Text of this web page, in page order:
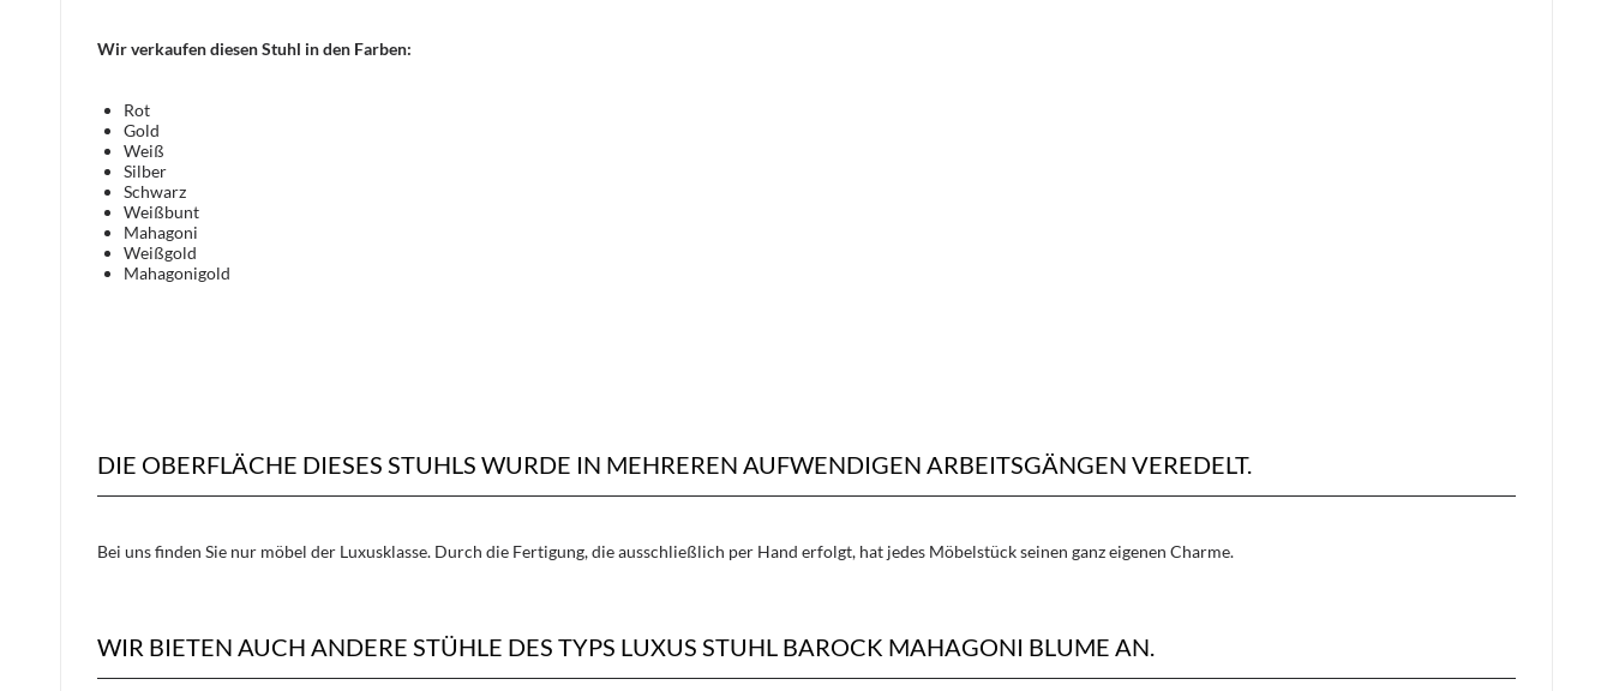
Wir verkaufen diesen Stuhl in den Farben:
Rot
Gold
Weiß
Silber
Schwarz
Weißbunt
Mahagoni
Weißgold
Mahagonigold
DIE OBERFLÄCHE DIESES STUHLS WURDE IN MEHREREN AUFWENDIGEN ARBEITSGÄNGEN VEREDELT.
Bei uns finden Sie nur möbel der Luxusklasse. Durch die Fertigung, die ausschließlich per Hand erfolgt, hat jedes Möbelstück seinen ganz eigenen Charme.
WIR BIETEN AUCH ANDERE STÜHLE DES TYPS LUXUS STUHL BAROCK MAHAGONI BLUME AN.